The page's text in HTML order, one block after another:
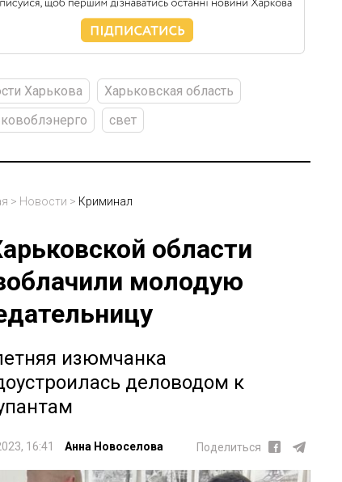
Харькова
Харьковская область
свет
> Новости > Криминал
области
молодую
изюмчанка
деловодом к
16:41 Анна Новоселова Поделиться